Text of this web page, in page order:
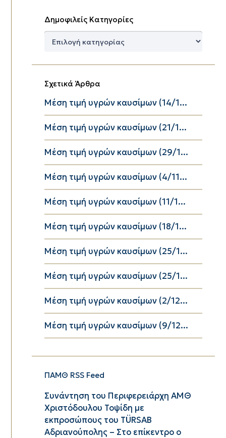
Δημοφιλείς Κατηγορίες
Δημοφιλείς
Σχετικά Άρθρα
Μέση τιμή υγρών καυσίμων (14/1...
Μέση τιμή υγρών καυσίμων (21/1...
Μέση τιμή υγρών καυσίμων (29/1...
Μέση τιμή υγρών καυσίμων (4/11...
Μέση τιμή υγρών καυσίμων (11/1...
Μέση τιμή υγρών καυσίμων (18/1...
Μέση τιμή υγρών καυσίμων (25/1...
Μέση τιμή υγρών καυσίμων (25/1...
Μέση τιμή υγρών καυσίμων (2/12...
Μέση τιμή υγρών καυσίμων (9/12...
ΠΑΜΘ RSS Feed
Συνάντηση του Περιφερειάρχη ΑΜΘ
Χριστόδουλου Τοψίδη με
εκπροσώπους του TÜRSAB
Αδριανούπολης – Στο επίκεντρο ο